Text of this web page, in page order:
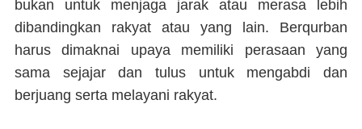
bukan untuk menjaga jarak atau merasa lebih
dibandingkan rakyat atau yang lain. Berqurban
harus dimaknai upaya memiliki perasaan yang
sama sejajar dan tulus untuk mengabdi dan
berjuang serta melayani rakyat.